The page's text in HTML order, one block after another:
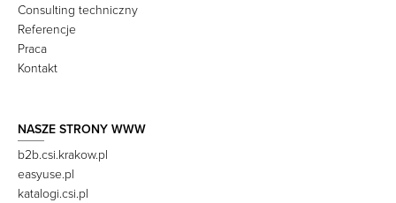
Consulting techniczny
Referencje
Praca
Kontakt
NASZE STRONY WWW
b2b.csi.krakow.pl
easyuse.pl
katalogi.csi.pl